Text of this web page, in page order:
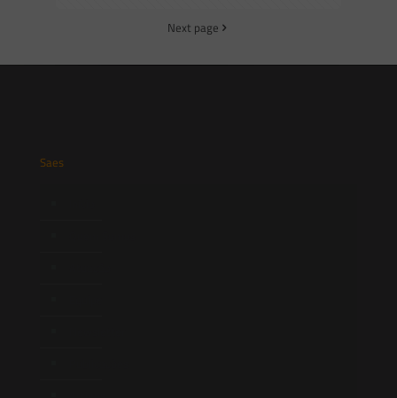
Next page
Saes